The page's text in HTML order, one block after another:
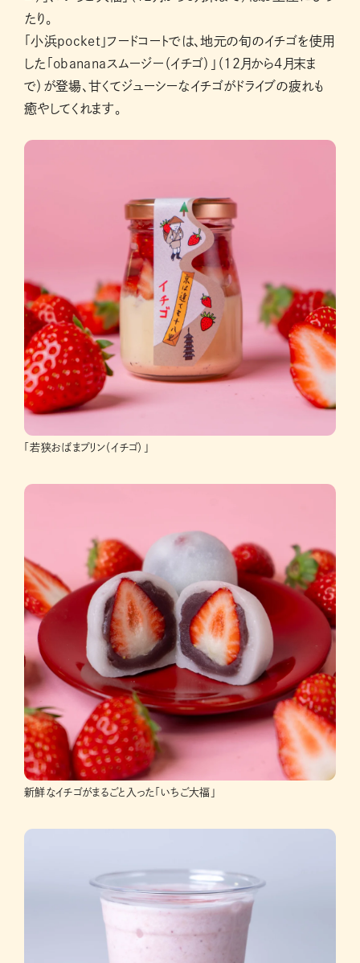
たり。
「小浜pocket」フードコートでは、地元の旬のイチゴを使用
した「obananaスムージー（イチゴ）」（12月から4月末ま
で）が登場、甘くてジューシーなイチゴがドライブの疲れも
癒やしてくれます。
「若狭おばまプリン（イチゴ）」
新鮮なイチゴがまるごと入った「いちご大福」